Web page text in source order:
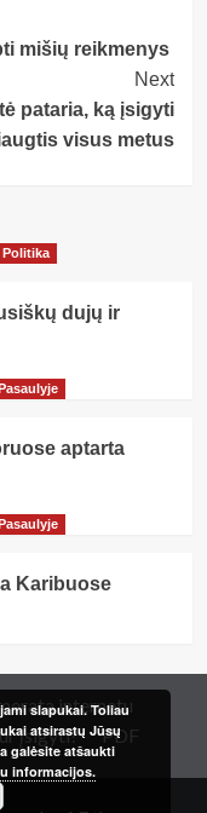
mišių reikmenys
Next
pataria, ką įsigyti
visus metus
Politika
dujų ir
aptarta
Karibuose
internetu
įsigyti? PDF
slapukai. Toliau
atsirastų Jūsų
galėsite atšaukti
informacijos.